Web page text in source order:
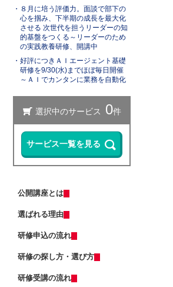
修～自他尊重のスタンスで言いにく
いことを伝える
会員 13,500円 通常 14,300円
2026年8月31日(月)オンライン
レジリエンス研修～しなやかにスト
レスと向き合い、回復力を身につけ
会員 13,500円 通常 14,300円
2026年9月7日(月)オンライン
リスクマネジメント研修～未然に防
ぐ方法を学ぶ
会員
14,300円
2026年9月7日(月)オンライン
研修～自分専用の生成ＡＩで業務を
自動化する
2026年9月7日(月)
ネスマナー研修
2026年9月7日(月)オンライン
（半日研修）ChatGPT×Excel研修～
身近なExcel業務から始めるＡＩ活用
ChatGPTを活用したビジネス文書研
修～文書作成の新スタンダードを学
生成ＡＩを活用した業務改善研修～
業務を可視化し、ＡＩに置き換え組
織展開する
入事例やリスクを知り、組織での活
用方法を検討する
【ＡＩと働く】研修担当者レベルア
ップ研修～整合性・納得感をＡＩで
担保する
Microsoft 365 Copilotの使い方研修
～資料作成の時間を半減する
ＤＸ推進のための要件定義研修
Excelマクロで始める業務自動化研修
に触れ、業務効率化のマインドを獲
ＡＩエージェント基礎研修～Gemini
で自組織専用のGemを作成する
８月に培う評価力。面談で部下の
心を掴み、下半期の成長を最大化
させる 次世代を担うリーダーの知
的基盤をつくる～リーダーのため
の実践教養研修、開講中
好評につきＡＩエージェント基礎
研修を9/30(水)までほぼ毎日開催
～ＡＩでカンタンに業務を自動化
公開講座とは
選ばれる理由
研修申込の流れ
研修の探し方・選び方
研修受講の流れ